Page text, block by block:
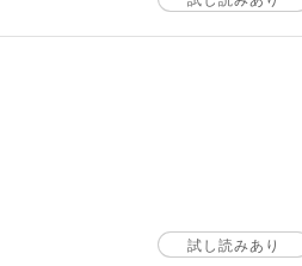
試し読みあり